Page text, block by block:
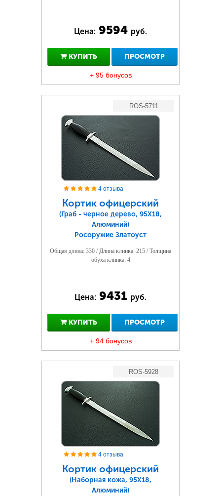
Цена: 9594 руб.
КУПИТЬ ПРОСМОТР
+ 95 бонусов
ROS-5711
4 отзыва
Кортик офицерский
(Граб - черное дерево, 95Х18,
Алюминий)
Росоружие Златоуст
Общая длина: 330 / Длина клинка: 215 / Толщина
обуха клинка: 4
Цена: 9431 руб.
КУПИТЬ ПРОСМОТР
+ 94 бонусов
ROS-5928
4 отзыва
Кортик офицерский
(Наборная кожа, 95Х18,
Алюминий)